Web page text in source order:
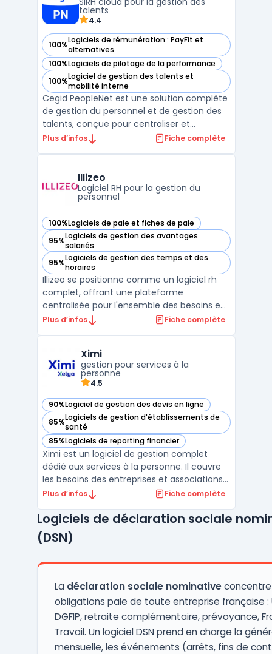
effectifs. Les équipes ...
talents
4.4
100%Logiciels de rémunération : PayFit et
alternatives
— voir Cegid Peoplenet dans cette catégorie
100%Logiciels de pilotage de la performance
— voir Cegid Peoplenet dans cette catégorie
100%Logiciel de gestion des talents et
mobilité interne
— voir Cegid Peoplenet dans cette catégorie
Cegid PeopleNet est une solution complète
de gestion du personnel et de gestion des
talents, conçue pour centraliser et
automatiser les processus RH. Destiné aux
collaborateurs, du recrutement au suivi des
performanc ...
Plus d’infos Fiche complète
Illizeo
Logiciel RH pour la gestion du
personnel
100%Logiciels de paie et fiches de paie
— voir Illizeo dans cette catégorie
95%Logiciels de gestion des avantages
salariés
— voir Illizeo dans cette catégorie
95%Logiciels de gestion des temps et des
horaires
— voir Illizeo dans cette catégorie
Illizeo se positionne comme un logiciel rh
complet, offrant une plateforme
centralisée pour l'ensemble des besoins en
ressources humaines. Conçu par l'éditeur
simplifier les processus pour les entreprises
de ...
Plus d’infos Fiche complète
Ximi
gestion pour services à la
personne
4.5
90%Logiciel de gestion des devis en ligne
— voir Ximi dans cette catégorie
85%Logiciels de gestion d'établissements de
santé
— voir Ximi dans cette catégorie
85%Logiciels de reporting financier
— voir Ximi dans cette catégorie
Ximi est un logiciel de gestion complet
dédié aux services à la personne. Il couvre
les besoins des entreprises et associations
de ce secteur, avec des fonctionnalités
interventions, la gestion des ressources
humaines, la facturation et le suivi de la
relation client. ...
Plus d’infos Fiche complète
Logiciels de déclaration sociale
(DSN)
La déclaration sociale nominativeconcentre
obligations paie de toute entreprise française :
DGFIP, retraite complémentaire, prévoyance,
Travail. Un logiciel DSN prend en charge la
mensuelle, les événements (arrêts, fins de